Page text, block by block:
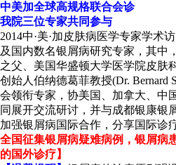
中美加全球高规格联合会诊
我院三位专家共同参与
2014中·美·加皮肤病医学专家学术
及国内数名银屑病研究专家，其中
之父、美国华盛顿大学医学院皮肤
创始人伯纳德葛菲教授(Dr. Bernard
会领衔专家，协美国、加拿大、中
同展开交流研讨，并与成都银康银
加强银屑病国际合作，分享国际诊
全国征集银屑病疑难病例，银屑病
的国外诊疗】